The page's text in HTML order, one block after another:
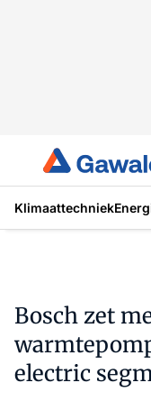
Klimaattechniek
Bosch zet
electric